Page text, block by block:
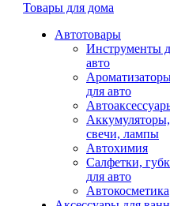
Товары для дома
Автотовары
Инструменты
авто
для авто
Аккумуляторы,
свечи, лампы
Автохимия
Салфетки,
для авто
Автокосметика